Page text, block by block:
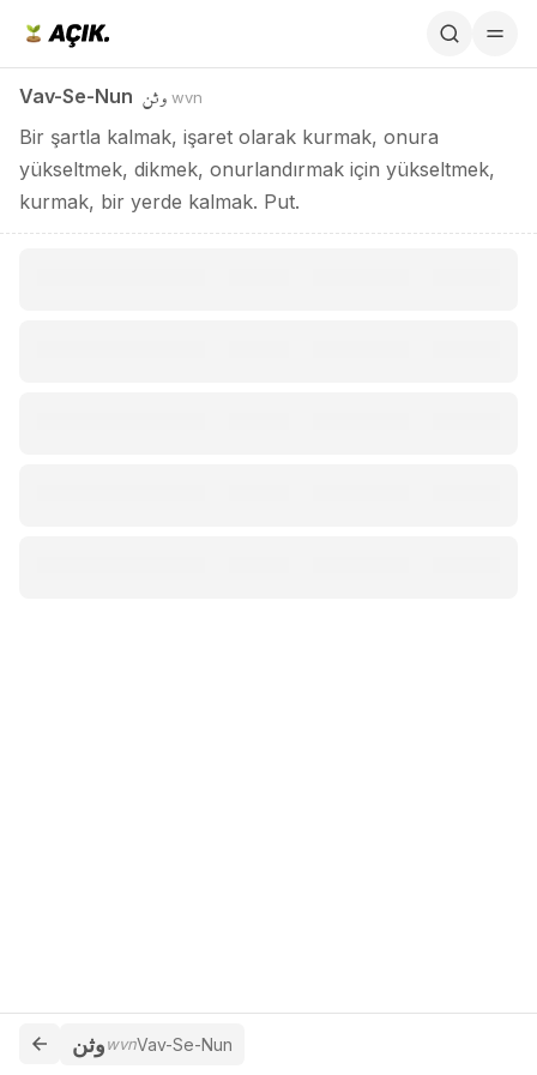
Vav-Se-Nun وثن wvn
Bir şartla kalmak, işaret olarak kurmak, onura
yükseltmek, dikmek, onurlandırmak için yükseltmek,
kurmak, bir yerde kalmak. Put.
وثنwvnVav-Se-Nun